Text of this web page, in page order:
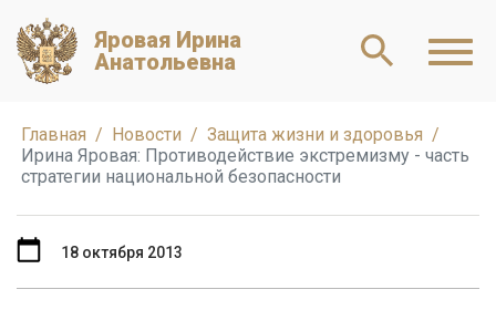
Яровая Ирина
Анатольевна
Главная Новости
Защита жизни и здоровья
Ирина Яровая: Противодействие экстремизму - часть
стратегии национальной безопасности
18 октября 2013